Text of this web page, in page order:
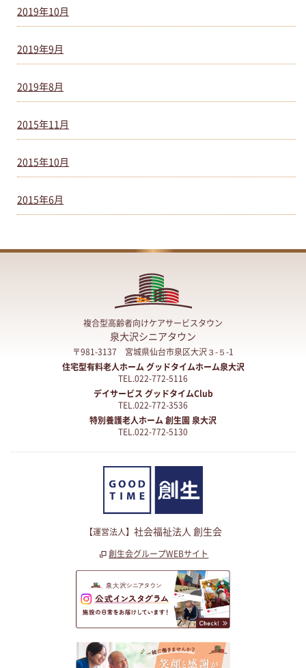
2019年10月
2019年9月
2019年8月
2015年11月
2015年10月
2015年6月
複合型高齢者向けケアサービスタウン
泉大沢シニアタウン
〒981-3137 宮城県仙台市泉区大沢３-５-1
住宅型有料老人ホーム グッドタイムホーム泉大沢
TEL.022-772-5116
デイサービス グッドタイムClub
TEL.022-772-3536
特別養護老人ホーム 創生園 泉大沢
TEL.022-772-5130
【運営法人】 社会福祉法人 創生会
創生会グループWEBサイト